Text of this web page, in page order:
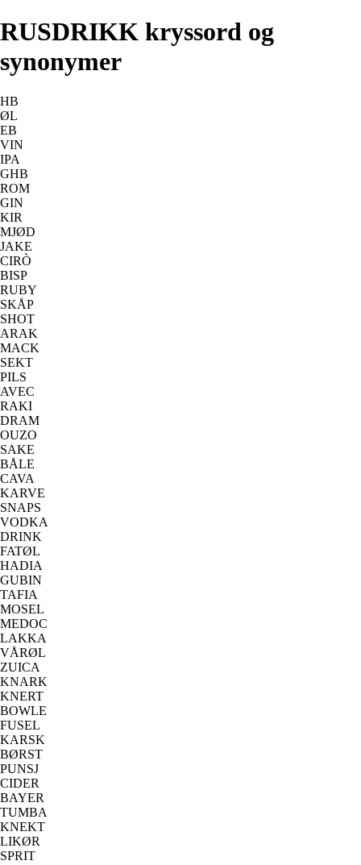
RUSDRIKK kryssord og
synonymer
HB
ØL
EB
VIN
IPA
GHB
ROM
GIN
KIR
MJØD
JAKE
CIRÒ
BISP
RUBY
SKÅP
SHOT
ARAK
MACK
SEKT
PILS
AVEC
RAKI
DRAM
OUZO
SAKE
BÅLE
CAVA
KARVE
SNAPS
VODKA
DRINK
FATØL
HADIA
GUBIN
TAFIA
MOSEL
MEDOC
LAKKA
VÅRØL
ZUICA
KNARK
KNERT
BOWLE
FUSEL
KARSK
BØRST
PUNSJ
CIDER
BAYER
TUMBA
KNEKT
LIKØR
SPRIT